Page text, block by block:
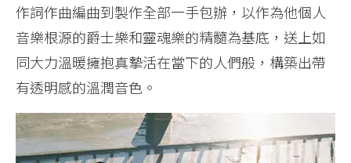
作詞作曲編曲到製作全部一手包辦，以作為他個人
音樂根源的爵士樂和靈魂樂的精髓為基底，送上如
同大力溫暖擁抱真摯活在當下的人們般，構築出帶
有透明感的溫潤音色。